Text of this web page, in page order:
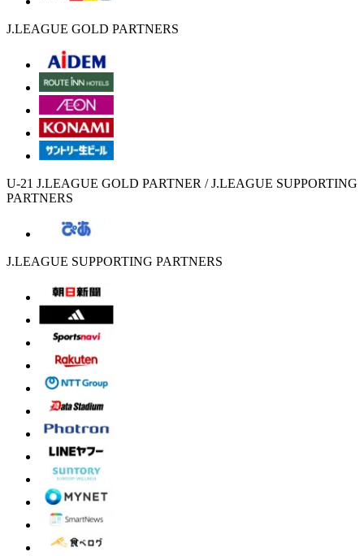
J.LEAGUE GOLD PARTNERS
U-21 J.LEAGUE GOLD PARTNER / J.LEAGUE SUPPORTING
PARTNERS
J.LEAGUE SUPPORTING PARTNERS